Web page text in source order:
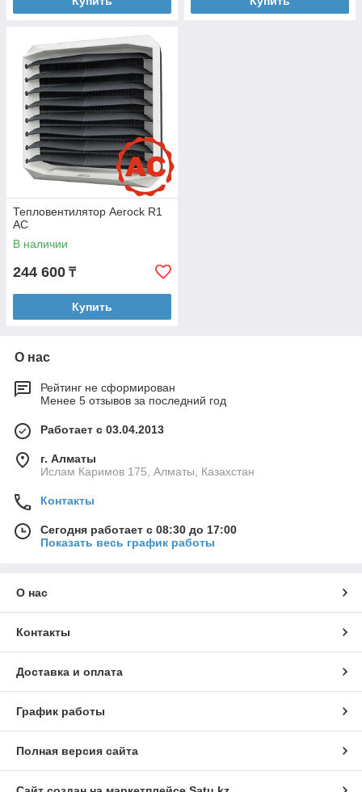
Тепловентилятор Aerock R1
AC
В наличии
244 600 ₸
Купить
О нас
Рейтинг не сформирован
Менее 5 отзывов за последний год
Работает с 03.04.2013
г. Алматы
Ислам Каримов 175, Алматы, Казахстан
Контакты
Сегодня работает с 08:30 до 17:00
Показать весь график работы
О нас
Контакты
Доставка и оплата
График работы
Полная версия сайта